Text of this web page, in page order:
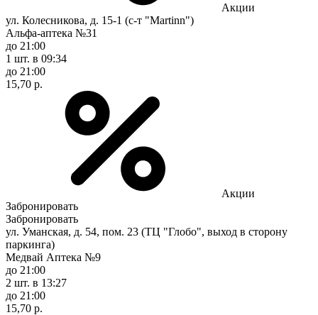
Акции
ул. Колесникова, д. 15-1 (с-т "Мartinn")
Альфа-аптека №31
до 21:00
1 шт. в 09:34
до 21:00
15,70 р.
Акции
Забронировать
Забронировать
ул. Уманская, д. 54, пом. 23 (ТЦ "Глобо", выход в сторону
паркинга)
Медвай Аптека №9
до 21:00
2 шт. в 13:27
до 21:00
15,70 р.